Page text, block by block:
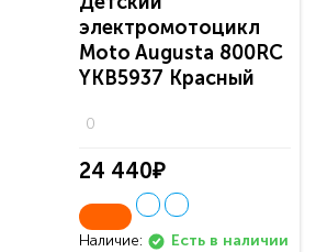
электромотоцикл
Moto Augusta 800RC
YKB5937 Красный
0
24 440₽
Наличие: Есть в наличии